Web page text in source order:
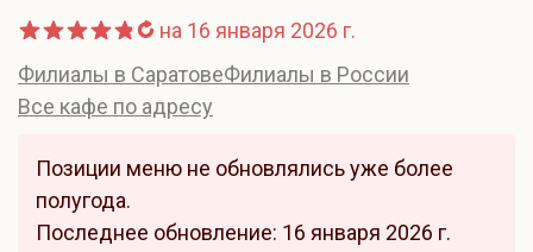
на 16 января 2026 г.
Филиалы в СаратовеФилиалы в России
Все кафе по адресу
Позиции меню не обновлялись уже более
полугода.
Последнее обновление: 16 января 2026 г.